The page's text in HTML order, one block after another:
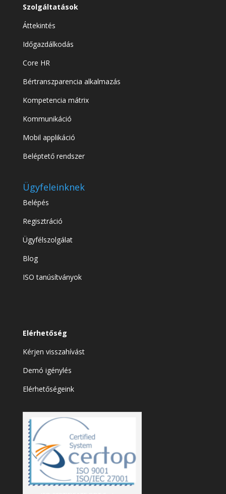
Szolgáltatások
Áttekintés
Időgazdálkodás
Core HR
Bértranszparencia alkalmazás
Kompetencia mátrix
Kommunikáció
Mobil applikáció
Beléptető rendszer
Ügyfeleinknek
Belépés
Regisztráció
Ügyfélszolgálat
Blog
ISO tanúsítványok
Elérhetőség
Kérjen visszahívást
Demó igénylés
Elérhetőségeink